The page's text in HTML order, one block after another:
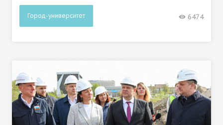
Город-университет 6474